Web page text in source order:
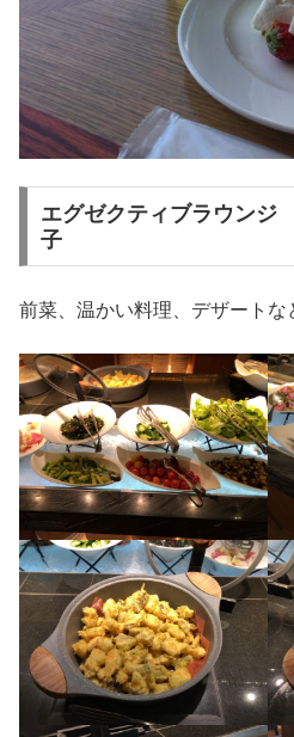
エグゼクティブラウン
子
前菜、温かい料理、デザートな